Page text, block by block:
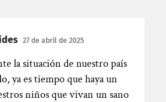
27 de abril de 2025
la situación de nuestro país
ya es tiempo que haya un
niños que vivan un sano